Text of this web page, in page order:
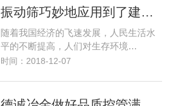
随着我国经济的飞速发展，人民生活水
平的不断提高，人们对生存环境…
时间：2018-12-07